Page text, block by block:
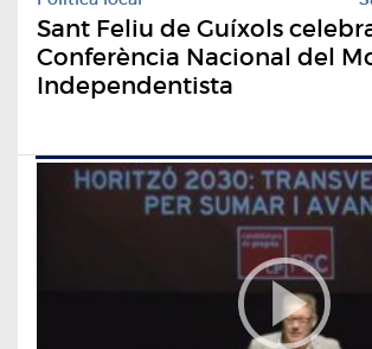
Sant Feliu de Guíxols
Conferència Nacional del
Independentista